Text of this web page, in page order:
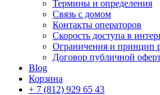
Термины и определения
Связь с домом
Контакты операторов
Скорость доступа в
Ограничения и принцип
Договор публичной
Blog
Корзина
+ 7 (812) 929 65 43